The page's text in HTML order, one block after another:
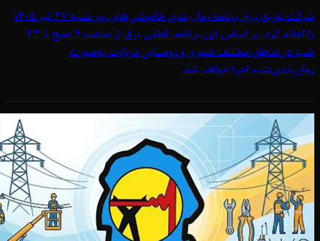
شرکت توزیع برق برنامه زمان‌بندی خاموشی‌های روز شنبه 27 تیر 1405
را اعلام کرد. بر اساس این برنامه، قطعی برق از ساعت 9 صبح تا 23
شب در مناطق مختلف شهری و روستایی دزپارت به‌صورت
زمان‌بندی‌شده اجرا خواهد شد.